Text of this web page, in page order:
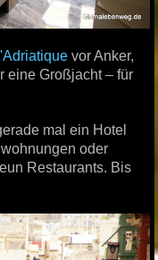
vor Anker,
eine Großjacht – für
mal ein Hotel
oder
Restaurants. Bis